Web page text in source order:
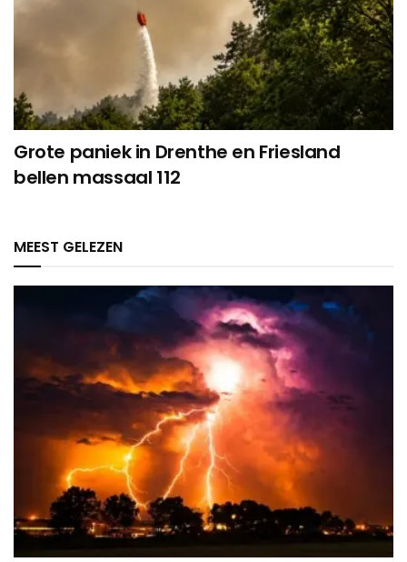
Grote paniek in Drenthe en Friesland
bellen massaal 112
MEEST GELEZEN